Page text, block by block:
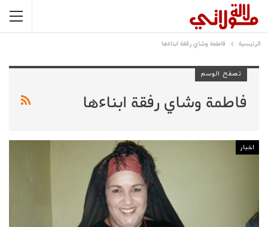
الرئيسية فاطمة وشاي رفقة ابناءها
تصفح الوسم
فاطمة وشاي رفقة ابناءها
اخبار